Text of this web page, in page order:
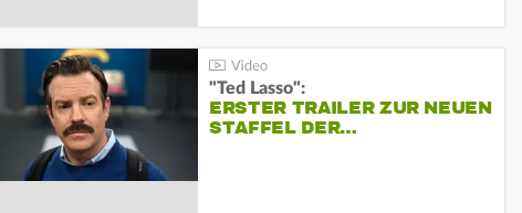
"Ted Lasso":
ERSTER TRAILER ZUR NEUEN
STAFFEL DER…